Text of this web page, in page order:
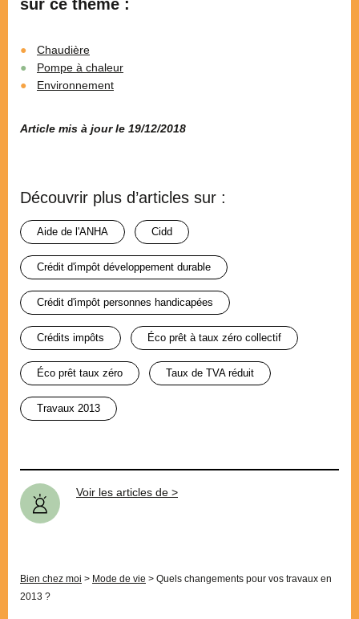
sur ce thème :
Chaudière
Pompe à chaleur
Environnement
Article mis à jour le 19/12/2018
Découvrir plus d’articles sur :
aide de l'ANHA cidd
crédit d'impôt développement durable
crédit d'impôt personnes handicapées
crédits impôts éco prêt à taux zéro collectif
éco prêt taux zéro taux de TVA réduit
travaux 2013
Voir les articles de >
Bien chez moi > Mode de vie > Quels changements pour vos travaux en
2013 ?